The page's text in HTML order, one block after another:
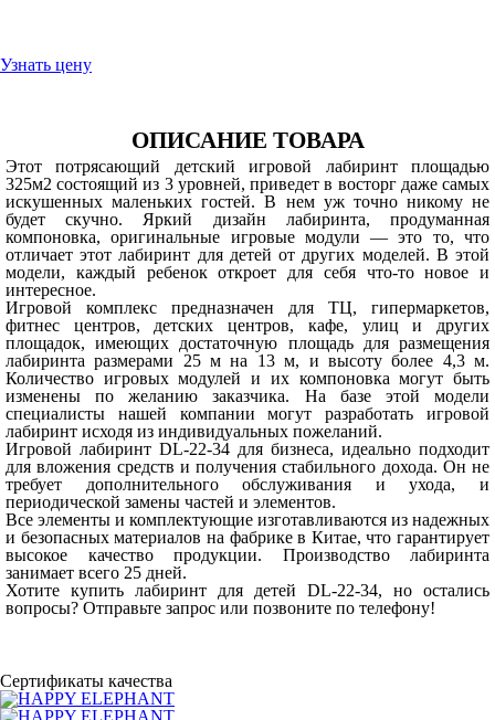
Узнать цену
ОПИСАНИЕ ТОВАРА
Этот потрясающий детский игровой лабиринт площадью
325м2 состоящий из 3 уровней, приведет в восторг даже самых
искушенных маленьких гостей. В нем уж точно никому не
будет скучно. Яркий дизайн лабиринта, продуманная
компоновка, оригинальные игровые модули — это то, что
отличает этот лабиринт для детей от других моделей. В этой
модели, каждый ребенок откроет для себя что-то новое и
интересное.
Игровой комплекс предназначен для ТЦ, гипермаркетов,
фитнес центров, детских центров, кафе, улиц и других
площадок, имеющих достаточную площадь для размещения
лабиринта размерами 25 м на 13 м, и высоту более 4,3 м.
Количество игровых модулей и их компоновка могут быть
изменены по желанию заказчика. На базе этой модели
специалисты нашей компании могут разработать игровой
лабиринт исходя из индивидуальных пожеланий.
Игровой лабиринт DL-22-34 для бизнеса, идеально подходит
для вложения средств и получения стабильного дохода. Он не
требует дополнительного обслуживания и ухода, и
периодической замены частей и элементов.
Все элементы и комплектующие изготавливаются из надежных
и безопасных материалов на фабрике в Китае, что гарантирует
высокое качество продукции. Производство лабиринта
занимает всего 25 дней.
Хотите купить лабиринт для детей DL-22-34, но остались
вопросы? Отправьте запрос или позвоните по телефону!
Сертификаты качества